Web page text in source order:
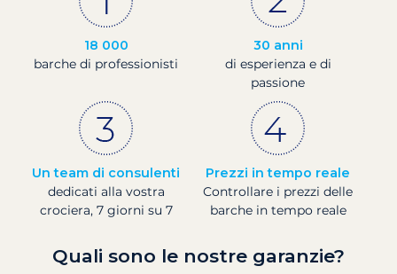
18 000
barche di professionisti
30 anni
di esperienza e di
passione
Un team di consulenti
dedicati alla vostra
crociera, 7 giorni su 7
Prezzi in tempo reale
Controllare i prezzi delle
barche in tempo reale
Quali sono le nostre garanzie?